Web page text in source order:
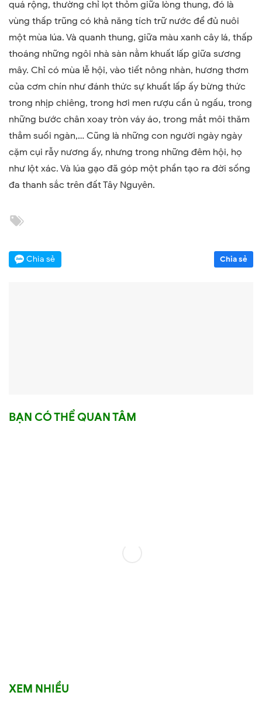
quá rộng, thường chỉ lọt thỏm giữa lòng thung, đó là
vùng thấp trũng có khả năng tích trữ nước để đủ nuôi
một mùa lúa. Và quanh thung, giữa màu xanh cây lá, thấp
thoáng những ngôi nhà sàn nằm khuất lấp giữa sương
mây. Chỉ có mùa lễ hội, vào tiết nông nhàn, hương thơm
của cơm chín như đánh thức sự khuất lấp ấy bừng thức
trong nhịp chiêng, trong hơi men rượu cần ủ ngấu, trong
những bước chân xoay tròn váy áo, trong mắt môi thăm
thẳm suối ngàn,… Cũng là những con người ngày ngày
cặm cụi rẫy nương ấy, nhưng trong những đêm hội, họ
như lột xác. Và lúa gạo đã góp một phần tạo ra đời sống
đa thanh sắc trên đất Tây Nguyên.
Chia sẻ Chia sẻ
BẠN CÓ THỂ QUAN TÂM
XEM NHIỀU